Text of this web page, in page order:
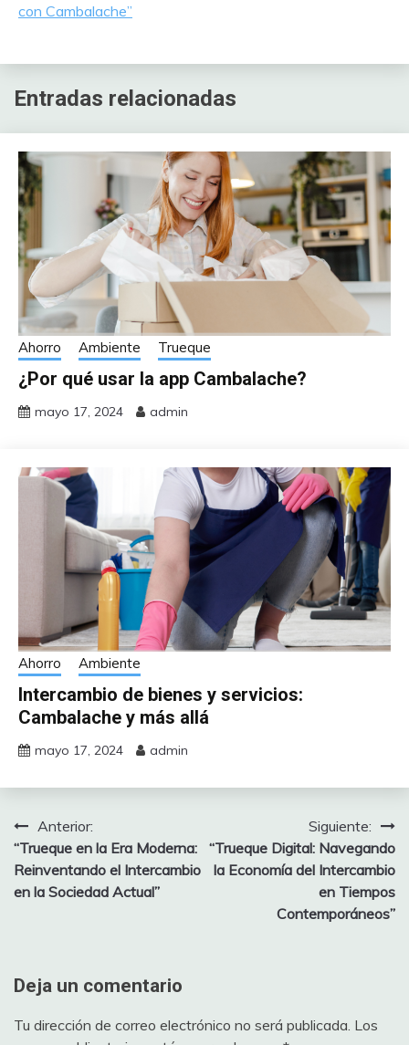
con Cambalache”
Entradas relacionadas
Ahorro Ambiente Trueque
¿Por qué usar la app Cambalache?
mayo 17, 2024 admin
Ahorro Ambiente
Intercambio de bienes y servicios:
Cambalache y más allá
mayo 17, 2024 admin
Navegación
de
entradas
Anterior:
“Trueque en la Era Moderna:
Reinventando el Intercambio
en la Sociedad Actual”
Siguiente:
“Trueque Digital: Navegando
la Economía del Intercambio
en Tiempos
Contemporáneos”
Deja un comentario
Tu dirección de correo electrónico no será publicada. Los